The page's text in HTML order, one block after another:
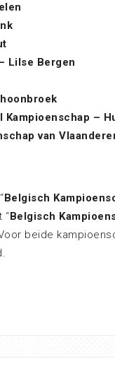
Lilse Bergen
–
van
Belgisch
“Belgisch
beide